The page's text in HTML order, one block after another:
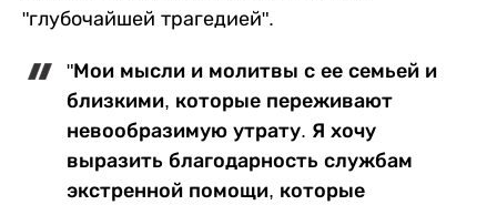
"глубочайшей трагедией".
"Мои мысли и молитвы с ее семьей и
близкими, которые переживают
невообразимую утрату. Я хочу
выразить благодарность службам
экстренной помощи, которые